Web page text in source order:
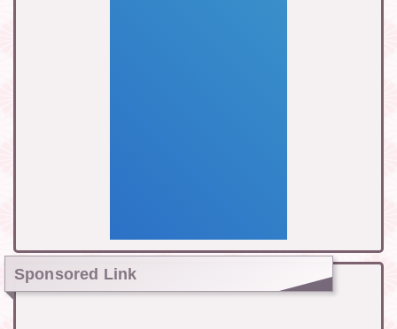
Sponsored Link